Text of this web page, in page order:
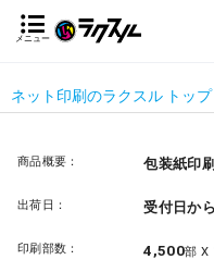
メニュー
ネット印刷のラクスル トップ
商品概要： 包装紙印刷
出荷日： 受付日か
印刷部数： 4,500部 X